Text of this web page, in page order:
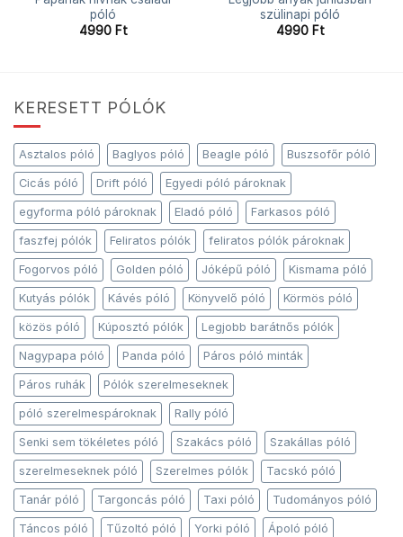
póló
4990 Ft
szülinapi póló
4990 Ft
KERESETT PÓLÓK
Asztalos póló Baglyos póló Beagle póló Buszsofőr póló
Cicás póló Drift póló Egyedi póló pároknak
egyforma póló pároknak Eladó póló Farkasos póló
faszfej pólók Feliratos pólók feliratos pólók pároknak
Fogorvos póló Golden póló Jóképű póló Kismama póló
Kutyás pólók Kávés póló Könyvelő póló Körmös póló
közös póló Kúposztó pólók Legjobb barátnős pólók
Nagypapa póló Panda póló Páros póló minták
Páros ruhák Pólók szerelmeseknek
póló szerelmespároknak Rally póló
Senki sem tökéletes póló Szakács póló Szakállas póló
szerelmeseknek póló Szerelmes pólók Tacskó póló
Tanár póló Targoncás póló Taxi póló Tudományos póló
Táncos póló Tűzoltó póló Yorki póló Ápoló póló